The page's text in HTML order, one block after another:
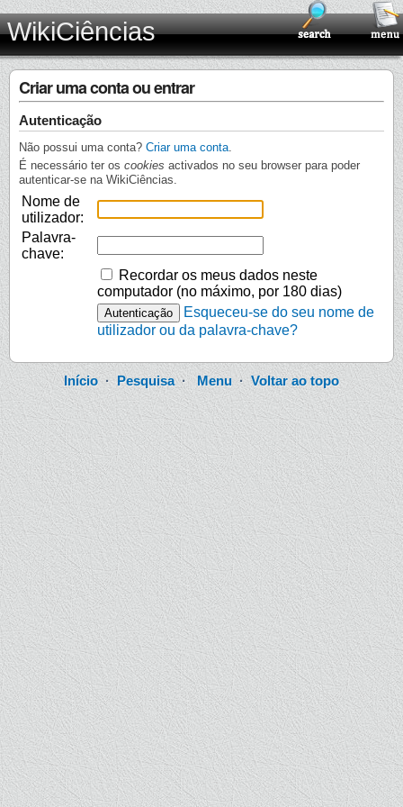
WikiCiências
Criar uma conta ou entrar
Autenticação
Não possui uma conta? Criar uma conta
É necessário ter os cookies activados no seu browser para poder
autenticar-se na WikiCiências.
Nome de
utilizador:
Palavra-
chave:
Recordar os meus dados neste
computador (no máximo, por 180 dias)
Esqueceu-se do seu nome de
utilizador ou da palavra-chave?
Início· Pesquisa·Menu ·Voltar ao topo